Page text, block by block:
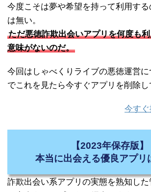
今度こそは夢や希望を持って利用す
は無い。
ただ悪徳詐欺出会いアプリを何度も
意味がないのだ。
今回はしゃべくりライブの悪徳運営
でこれを見たら今すぐアプリを削除し
今す
【2023年保存版】
本当に出会える優良アプリ
詐欺出会い系アプリの実態を熟知し